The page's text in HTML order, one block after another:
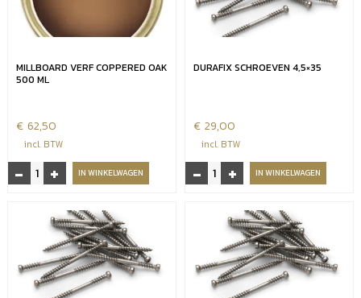
aantal aantal
MILLBOARD VERF COPPERED OAK
500 ML
€ 62,50
incl. BTW
-
Millboard
verf
aantal
+ IN WINKELWAGEN
DURAFIX SCHROEVEN 4,5×35
€ 29,00
incl. BTW
-
Durafix
schroeven
+ IN WINKELWAGEN